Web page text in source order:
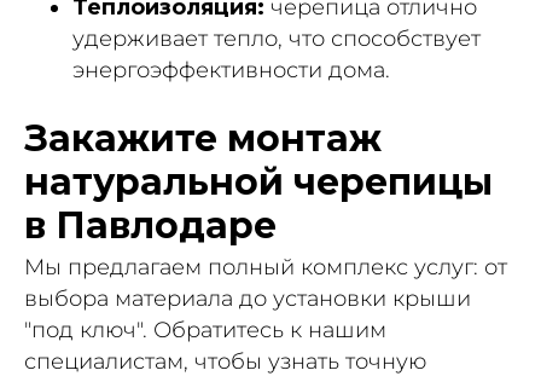
Теплоизоляция: черепица отлично
удерживает тепло, что способствует
энергоэффективности дома.
Закажите монтаж
натуральной черепицы
в Павлодаре
Мы предлагаем полный комплекс услуг: от
выбора материала до установки крыши
"под ключ". Обратитесь к нашим
специалистам, чтобы узнать точную